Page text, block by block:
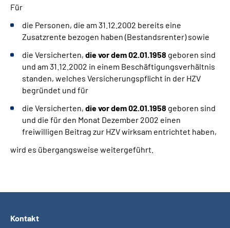
Für
die Personen, die am 31.12.2002 bereits eine
Zusatzrente bezogen haben (Bestandsrenter) sowie
die Versicherten, die vor dem 02.01.1958 geboren sind
und am 31.12.2002 in einem Beschäftigungsverhältnis
standen, welches Versicherungspflicht in der HZV
begründet und für
die Versicherten, die vor dem 02.01.1958 geboren sind
und die für den Monat Dezember 2002 einen
freiwilligen Beitrag zur HZV wirksam entrichtet haben,
wird es übergangsweise weitergeführt.
Kontakt